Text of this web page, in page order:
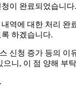
이 완료되었습니다.
역에 대한 처리 완
하겠습니다.
신청 증가 등의 이
으니, 이 점 양해 부